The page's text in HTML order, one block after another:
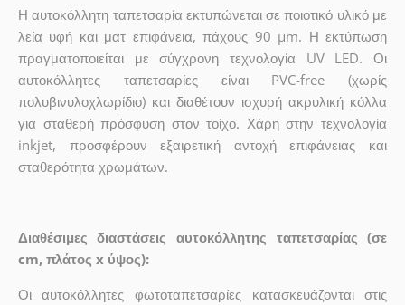
Η αυτοκόλλητη ταπετσαρία εκτυπώνεται σε ποιοτικό υλικό με
λεία υφή και ματ επιφάνεια, πάχους 90 µm. Η εκτύπωση
πραγματοποιείται με σύγχρονη τεχνολογία UV LED. Οι
αυτοκόλλητες ταπετσαρίες είναι PVC-free (χωρίς
πολυβινυλοχλωρίδιο) και διαθέτουν ισχυρή ακρυλική κόλλα
για σταθερή πρόσφυση στον τοίχο. Χάρη στην τεχνολογία
inkjet, προσφέρουν εξαιρετική αντοχή επιφάνειας και
σταθερότητα χρωμάτων.
Διαθέσιμες διαστάσεις αυτοκόλλητης ταπετσαρίας (σε
cm, πλάτος x ύψος):
Οι αυτοκόλλητες φωτοταπετσαρίες κατασκευάζονται στις